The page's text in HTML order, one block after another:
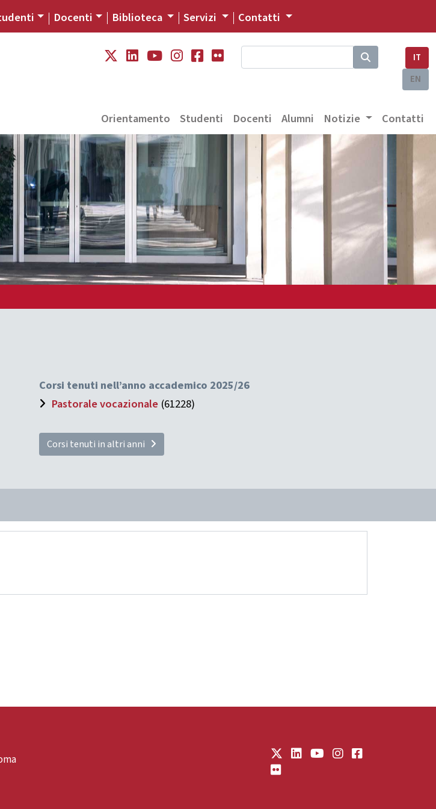
Docenti Biblioteca Servizi Contatti
IT
EN
Orientamento Studenti Docenti Alumni Notizie Contatti
Corsi tenuti nell’anno accademico 2025/26
Pastorale vocazionale (61228)
Corsi tenuti in altri anni